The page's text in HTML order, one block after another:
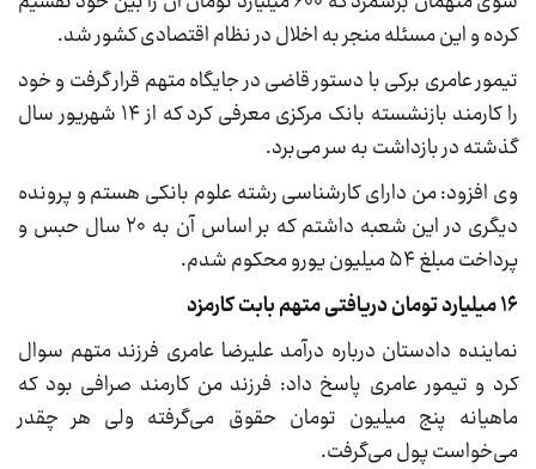
کرده و این مسئله منجر به اخلال در نظام اقتصادی کشور شد.
تیمور عامری برکی با دستور قاضی در جایگاه متهم قرار گرفت و خود
را کارمند بازنشسته بانک مرکزی معرفی کرد که از ۱۴ شهریور سال
گذشته در بازداشت به سر می‌برد.
وی افزود: من دارای کارشناسی رشته علوم بانکی هستم و پرونده
دیگری در این شعبه داشتم که بر اساس آن به ۲۰ سال حبس و
پرداخت مبلغ ۵۴ میلیون یورو محکوم شدم.
۱۶ میلیارد تومان دریافتی متهم بابت کارمزد
نماینده دادستان درباره درآمد علیرضا عامری فرزند متهم سوال
کرد و تیمور عامری پاسخ داد: فرزند من کارمند صرافی بود که
ماهیانه پنج میلیون تومان حقوق می‌گرفته ولی هر چقدر
می‌خواست پول می‌گرفت.